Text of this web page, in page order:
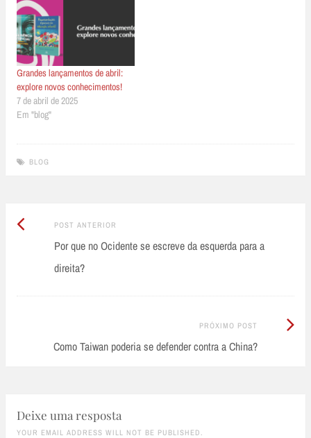
Grandes lançamentos de abril:
explore novos conhecimentos!
7 de abril de 2025
Em "blog"
BLOG
Post
navigation
POST ANTERIOR
Anterior:
Por que no Ocidente se escreve da esquerda para a
direita?
PRÓXIMO POST
Como Taiwan poderia se defender contra a China?
Próximo
Deixe uma resposta
YOUR EMAIL ADDRESS WILL NOT BE PUBLISHED.